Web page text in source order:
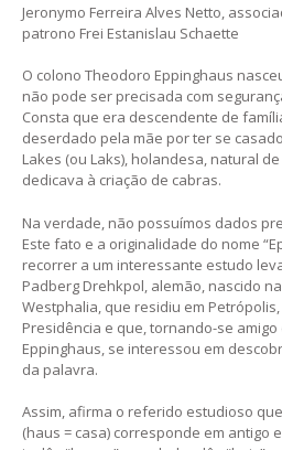
Jeronymo Ferreira Alves Netto,
patrono Frei Estanislau Schaette
O colono Theodoro Eppinghaus
não pode ser precisada com
Consta que era descendente de
deserdado pela mãe por ter se
Lakes (ou Laks), holandesa, natural
dedicava à criação de cabras.
Na verdade, não possuímos dados
Este fato e a originalidade do nome
recorrer a um interessante estudo
Padberg Drehkpol, alemão, nascido
Westphalia, que residiu em
Presidência e que, tornando-se amigo
Eppinghaus, se interessou em
da palavra.
Assim, afirma o referido estudioso
(haus = casa) corresponde em antigo